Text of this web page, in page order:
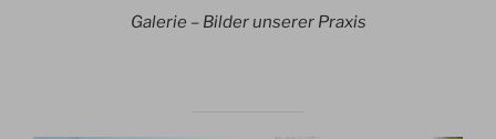
Galerie – Bilder unserer Praxis